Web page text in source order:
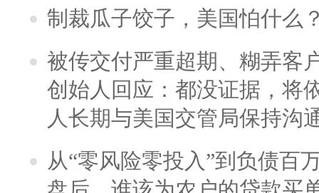
制裁瓜子饺子，美国怕什么
被传交付严重超期、糊弄客
创始人回应：都没证据，将
人长期与美国交管局保持沟
从“零风险零投入”到负债百